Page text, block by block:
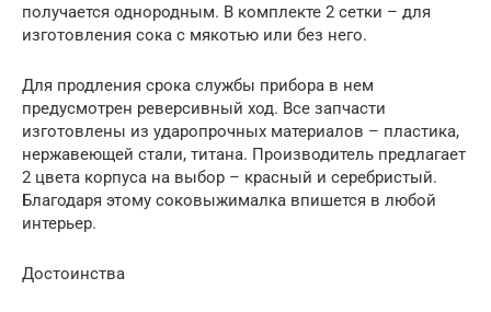
получается однородным. В комплекте 2 сетки – для
изготовления сока с мякотью или без него.
Для продления срока службы прибора в нем
предусмотрен реверсивный ход. Все запчасти
изготовлены из ударопрочных материалов – пластика,
нержавеющей стали, титана. Производитель предлагает
2 цвета корпуса на выбор – красный и серебристый.
Благодаря этому соковыжималка впишется в любой
интерьер.
Достоинства